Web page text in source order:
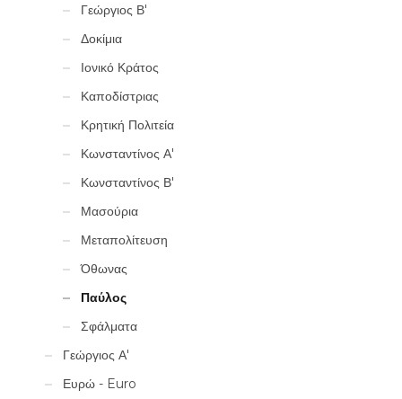
Γεώργιος Β'
Δοκίμια
Ιονικό Κράτος
Καποδίστριας
Κρητική Πολιτεία
Κωνσταντίνος Α'
Κωνσταντίνος Β'
Μασούρια
Μεταπολίτευση
Όθωνας
Παύλος
Σφάλματα
Γεώργιος Α'
Ευρώ - Euro